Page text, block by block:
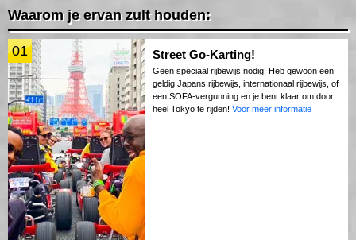
Waarom je ervan zult houden:
01 Street Go-Karting!
Geen speciaal rijbewijs nodig! Heb gewoon een
geldig Japans rijbewijs, internationaal rijbewijs, of
een SOFA-vergunning en je bent klaar om door
heel Tokyo te rijden! Voor meer informatie